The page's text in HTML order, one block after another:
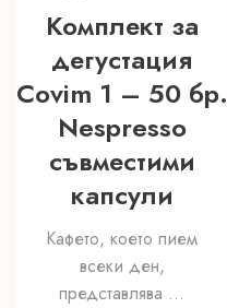
Комплект за
дегустация
Covim 1 – 50 бр.
Nespresso
съвместими
капсули
Кафето, което пием
всеки ден,
представлява ...